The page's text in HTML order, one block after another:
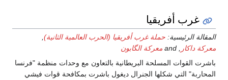
غرب أفريقيا
الرئيسية:حملة غرب أفريقيا (الحرب العالمية الثانية),
داكار, and
معركة الگابون
القوات المسلحة البريطانية بالتعاون مع وحدات منظمة "فرنسا
التي شكلها الجنرال ديغول باشرت بمكافحة قوات فيشي